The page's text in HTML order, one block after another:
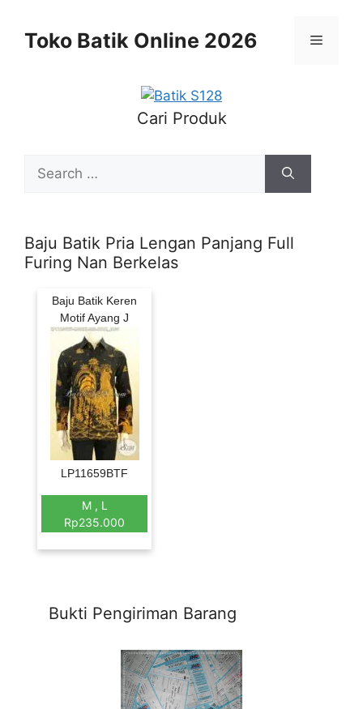
contentToko Batik Online 2026 Menu
Cari Produk
for:
Baju Batik Pria Lengan Panjang Full
Furing Nan Berkelas
Baju Batik Keren
Motif Ayang J
LP11659BTF
M , L
Rp235.000
Bukti Pengiriman Barang